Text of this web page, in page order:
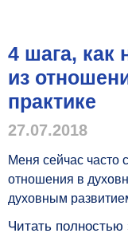
4 шага, как
из
практике
27.07.2018
Меня сейчас часто
отношения в
духовным
Читать полностью